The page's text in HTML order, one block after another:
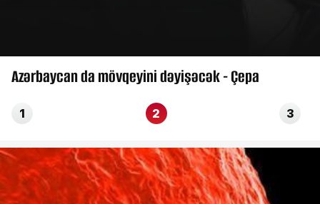
Azərbaycan da mövqeyini dəyişəcək - Çepa
1 2 3